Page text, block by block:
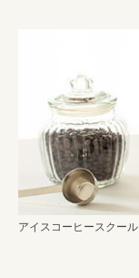
アイスコーヒースクール